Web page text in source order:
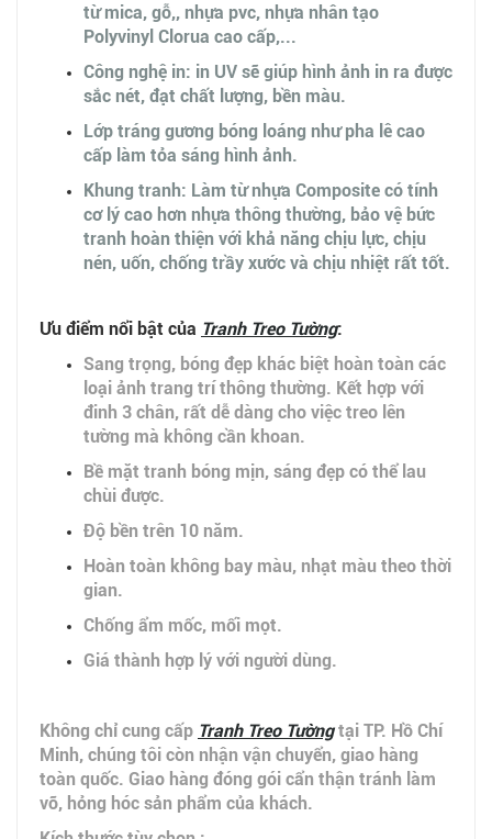
từ mica, gỗ,, nhựa pvc, nhựa nhân tạo
Polyvinyl Clorua cao cấp,...
Công nghệ in: in UV sẽ giúp hình ảnh in ra được
sắc nét, đạt chất lượng, bền màu.
Lớp tráng gương bóng loáng như pha lê cao
cấp làm tỏa sáng hình ảnh.
Khung tranh: Làm từ nhựa Composite có tính
cơ lý cao hơn nhựa thông thường, bảo vệ bức
tranh hoàn thiện với khả năng chịu lực, chịu
nén, uốn, chống trầy xước và chịu nhiệt rất tốt.
Ưu điểm nổi bật của Tranh Treo Tường:
Sang trọng, bóng đẹp khác biệt hoàn toàn các
loại ảnh trang trí thông thường. Kết hợp với
đinh 3 chân, rất dễ dàng cho việc treo lên
tường mà không cần khoan.
Bề mặt tranh bóng mịn, sáng đẹp có thể lau
chùi được.
Độ bền trên 10 năm.
Hoàn toàn không bay màu, nhạt màu theo thời
gian.
Chống ẩm mốc, mối mọt.
Giá thành hợp lý với người dùng.
Không chỉ cung cấp Tranh Treo Tường tại TP. Hồ Chí
Minh, chúng tôi còn nhận vận chuyển, giao hàng
toàn quốc. Giao hàng đóng gói cẩn thận tránh làm
vỡ, hỏng hóc sản phẩm của khách.